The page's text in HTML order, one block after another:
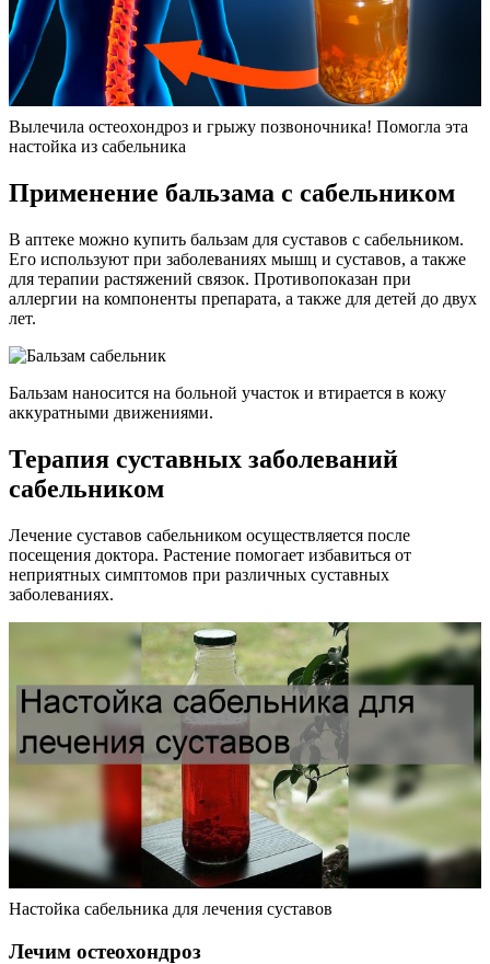
Вылечила остеохондроз и грыжу позвоночника! Помогла эта
настойка из сабельника
Применение бальзама с сабельником
В аптеке можно купить бальзам для суставов с сабельником.
Его используют при заболеваниях мышц и суставов, а также
для терапии растяжений связок. Противопоказан при
аллергии на компоненты препарата, а также для детей до двух
лет.
Бальзам наносится на больной участок и втирается в кожу
аккуратными движениями.
Терапия суставных заболеваний
сабельником
Лечение суставов сабельником осуществляется после
посещения доктора. Растение помогает избавиться от
неприятных симптомов при различных суставных
заболеваниях.
Настойка сабельника для лечения суставов
Лечим остеохондроз